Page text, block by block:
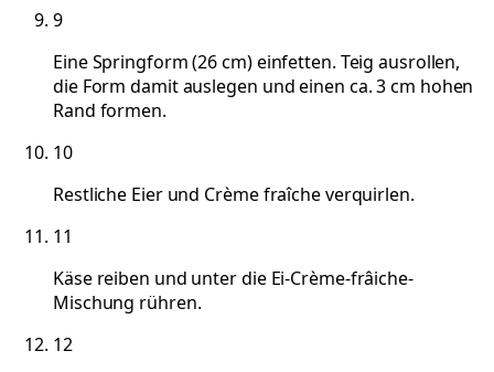
9
Eine Springform (26 cm) einfetten. Teig ausrollen,
die Form damit auslegen und einen ca. 3 cm hohen
Rand formen.
10
Restliche Eier und Crème fraîche verquirlen.
11
Käse reiben und unter die Ei-Crème-frâiche-
Mischung rühren.
12